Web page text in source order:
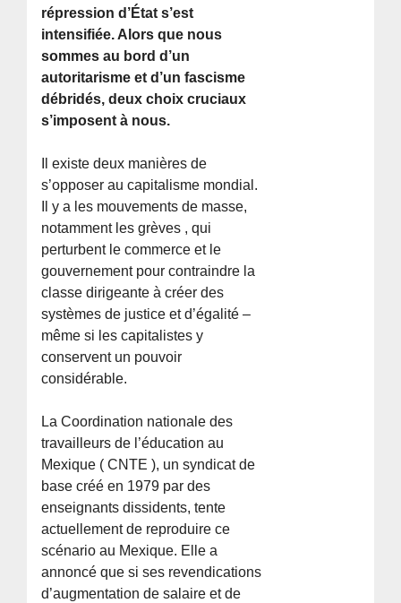
répression d’État s’est
intensifiée. Alors que nous
sommes au bord d’un
autoritarisme et d’un fascisme
débridés, deux choix cruciaux
s’imposent à nous.
Il existe deux manières de
s’opposer au capitalisme mondial.
Il y a les mouvements de masse,
notamment les grèves , qui
perturbent le commerce et le
gouvernement pour contraindre la
classe dirigeante à créer des
systèmes de justice et d’égalité –
même si les capitalistes y
conservent un pouvoir
considérable.
La Coordination nationale des
travailleurs de l’éducation au
Mexique ( CNTE ), un syndicat de
base créé en 1979 par des
enseignants dissidents, tente
actuellement de reproduire ce
scénario au Mexique. Elle a
annoncé que si ses revendications
d’augmentation de salaire et de